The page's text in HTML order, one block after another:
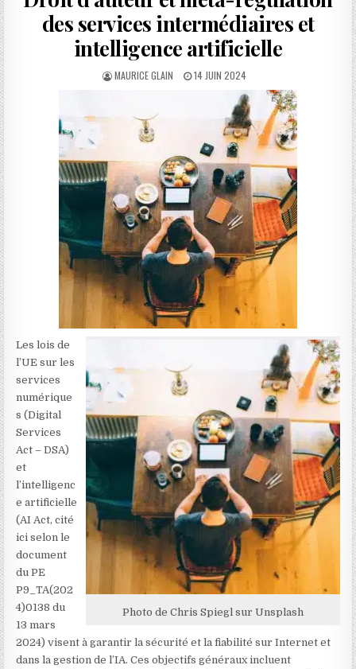
des services intermédiaires et
intelligence artificielle
AUTHOR:
MAURICE GLAIN
PUBLISHED
14 JUIN 2024
Photo de Chris Spieglsur Unsplash
Les lois de
l’UE sur les
services
numérique
s (Digital
Services
Act – DSA)
et
l’intelligenc
e artificielle
(AI Act, cité
ici selon le
document
du PE
P9_TA(202
4)0138 du
13 mars
2024) visent à garantir la sécurité et la fiabilité sur Internet et
dans la gestion de l’IA. Ces objectifs généraux incluent